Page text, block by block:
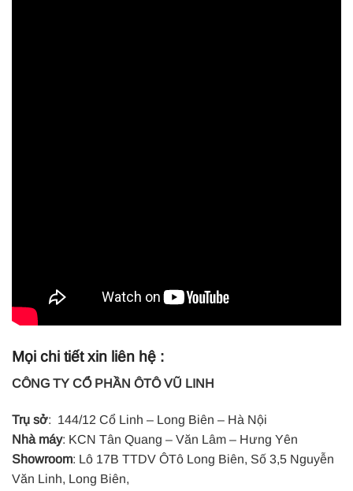
Mọi chi tiết xin liên hệ :
CÔNG TY CỔ PHẦN ÔTÔ VŨ LINH
Trụ sở: 144/12 Cổ Linh – Long Biên – Hà Nội
Nhà máy: KCN Tân Quang – Văn Lâm – Hưng Yên
Showroom: Lô 17B TTDV ÔTô Long Biên, Số 3,5 Nguyễn
Văn Linh, Long Biên,